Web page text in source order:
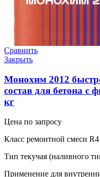
Сравнить
Закрыть
Монохим 2012
состав для бетона с
кг
Цена по запросу
Класс ремонтной смеси R4
Тип текучая (наливного
Применение для